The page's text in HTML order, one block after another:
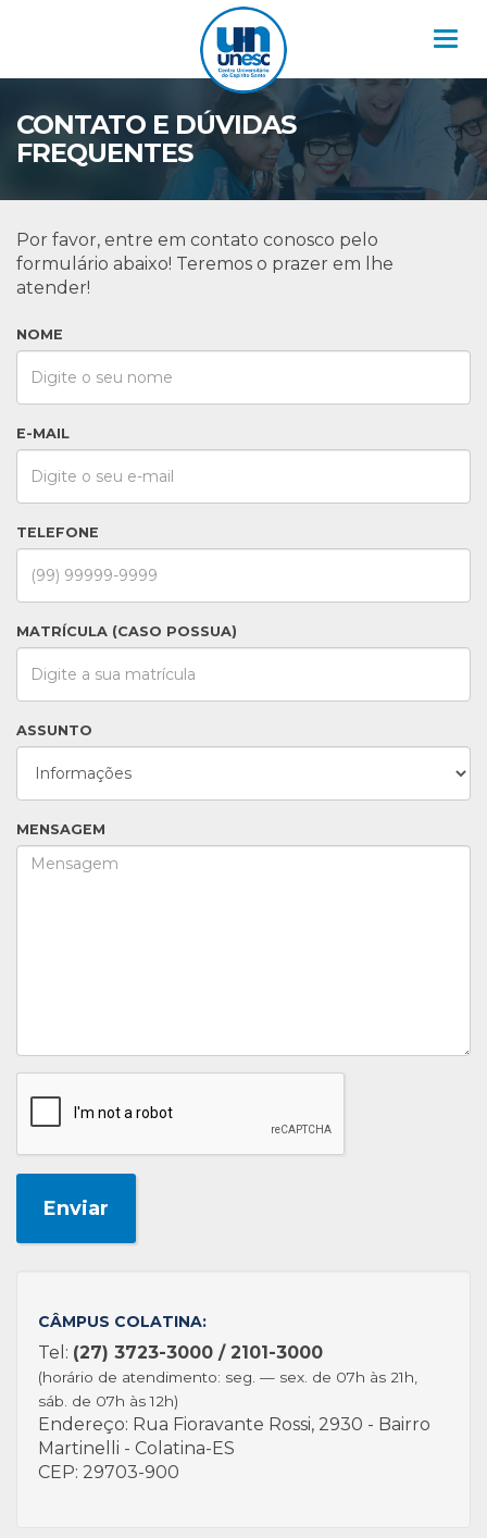
CONTATO E DÚVIDAS
FREQUENTES
Por favor, entre em contato conosco pelo
formulário abaixo! Teremos o prazer em lhe
atender!
NOME
E-MAIL
TELEFONE
MATRÍCULA (CASO POSSUA)
ASSUNTO
MENSAGEM
Enviar
CÂMPUS COLATINA:
Tel: (27) 3723-3000 / 2101-3000
(horário de atendimento: seg. — sex. de 07h às 21h,
sáb. de 07h às 12h)
Endereço: Rua Fioravante Rossi, 2930 - Bairro
Martinelli - Colatina-ES
CEP: 29703-900